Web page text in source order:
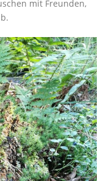
mit Freunden,